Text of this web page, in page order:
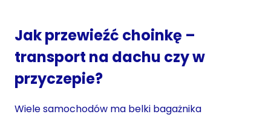
Jak przewieźć choinkę –
transport na dachu czy w
przyczepie?
Wiele samochodów ma belki bagażnika